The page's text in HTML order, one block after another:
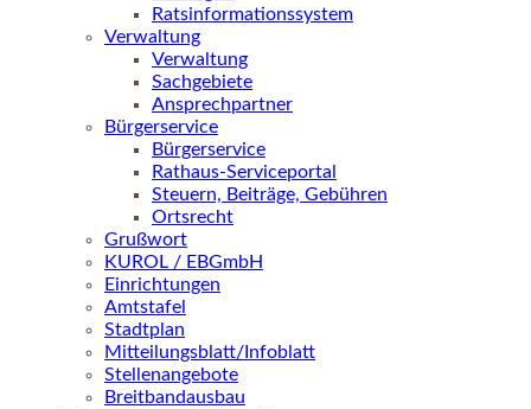
Ratsinformationssystem
Verwaltung
Verwaltung
Sachgebiete
Ansprechpartner
Bürgerservice
Bürgerservice
Rathaus-Serviceportal
Steuern, Beiträge, Gebühren
Ortsrecht
Grußwort
KUROL / EBGmbH
Einrichtungen
Amtstafel
Stadtplan
Mitteilungsblatt/Infoblatt
Stellenangebote
Breitbandausbau